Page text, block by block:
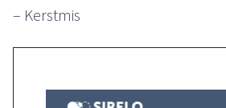
– Kerstmis